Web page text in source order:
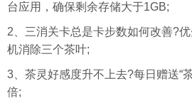
台应用，确保剩余存储大于1GB;
2、三消关卡总是卡步数如何改善?
机消除三个茶叶;
3、茶灵好感度升不上去?每日赠送“
倍;